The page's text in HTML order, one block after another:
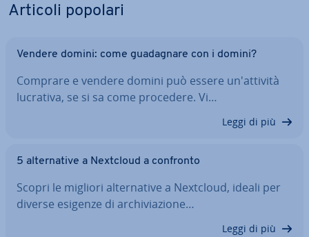
Articoli popolari
Vendere domini: come gua­da­gna­re con i domini?
Comprare e vendere domini può essere un'at­ti­vi­tà
lucrativa, se si sa come procedere. Vi…
Leggi di più
5 al­ter­na­ti­ve a Nextcloud a confronto
Scopri le migliori al­ter­na­ti­ve a Nextcloud, ideali per
diverse esigenze di ar­chi­via­zio­ne…
Leggi di più